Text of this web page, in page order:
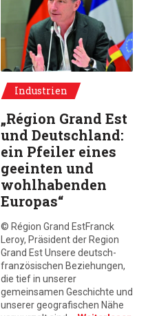
Industrien
„Région Grand Est
und Deutschland:
ein Pfeiler eines
geeinten und
wohlhabenden
Europas“
© Région Grand EstFranck
Leroy, Präsident der Region
Grand Est Unsere deutsch-
französischen Beziehungen,
die tief in unserer
gemeinsamen Geschichte und
unserer geografischen Nähe